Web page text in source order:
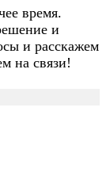
время.
и
и расскажем
на связи!